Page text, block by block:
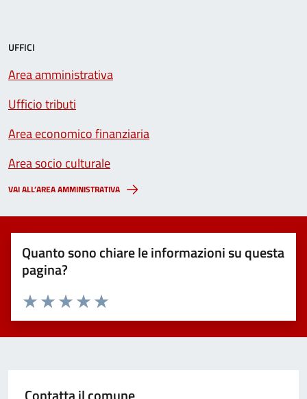
UFFICI
Area amministrativa
Ufficio tributi
Area economico finanziaria
Area socio culturale
VAI ALL’AREA AMMINISTRATIVA
Quanto sono chiare le informazioni su questa
pagina?
Valuta 5 stelle su 5
Valuta 4 stelle su 5
Valuta 3 stelle su 5
Valuta 2 stelle su 5
Valuta 1 stelle su 5